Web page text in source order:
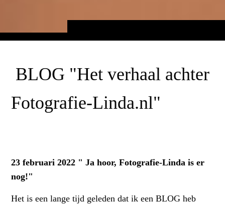
BLOG "Het verhaal achter
Fotografie-Linda.nl"
23 februari 2022 " Ja hoor, Fotografie-Linda is er
nog!"
Het is een lange tijd geleden dat ik een BLOG heb